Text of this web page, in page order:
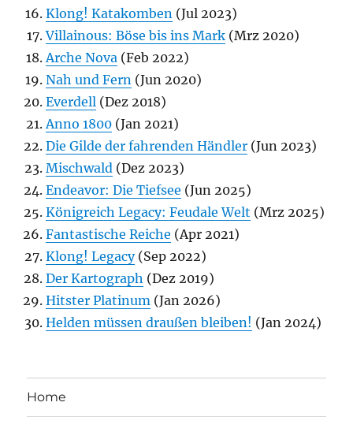
Klong! Katakomben (Jul 2023)
Villainous: Böse bis ins Mark (Mrz 2020)
Arche Nova (Feb 2022)
Nah und Fern (Jun 2020)
Everdell (Dez 2018)
Anno 1800 (Jan 2021)
Die Gilde der fahrenden Händler (Jun 2023)
Mischwald (Dez 2023)
Endeavor: Die Tiefsee (Jun 2025)
Königreich Legacy: Feudale Welt (Mrz 2025)
Fantastische Reiche (Apr 2021)
Klong! Legacy(Sep 2022)
Der Kartograph (Dez 2019)
Hitster Platinum (Jan 2026)
Helden müssen draußen bleiben! (Jan 2024)
Home